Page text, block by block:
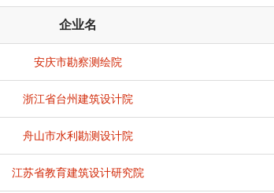
企业名
安庆市勘察测绘院
浙江省台州建筑设计院
舟山市水利勘测设计院
江苏省教育建筑设计研究院